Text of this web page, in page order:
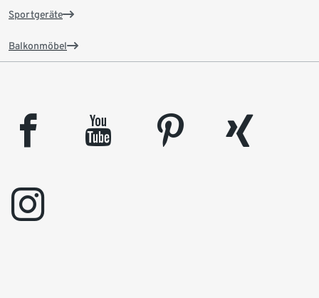
Sportgeräte
Balkonmöbel
facebook youtube pinterest
xing
instagram